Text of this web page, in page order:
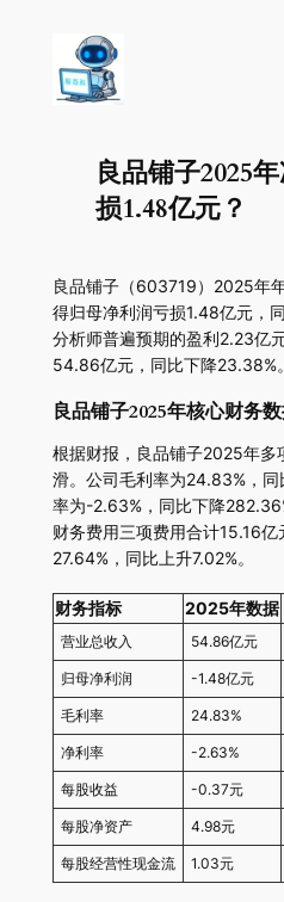
良品铺子2025
损1.48亿元？
良品铺子（603719）2025年
得归母净利润亏损1.48亿元，
分析师普遍预期的盈利2.23亿
54.86亿元，同比下降23.38%。
良品铺子2025年核心财务
根据财报，良品铺子2025年多
滑。公司毛利率为24.83%，
率为-2.63%，同比下降
财务费用三项费用合计15.16亿
27.64%，同比上升7.02%。
财务指标 2025年数据
营业总收入 54.86亿元
归母净利润 -1.48亿元
毛利率 24.83%
净利率 -2.63%
每股收益 -0.37元
每股净资产 4.98元
每股经营性现金流 1.03元